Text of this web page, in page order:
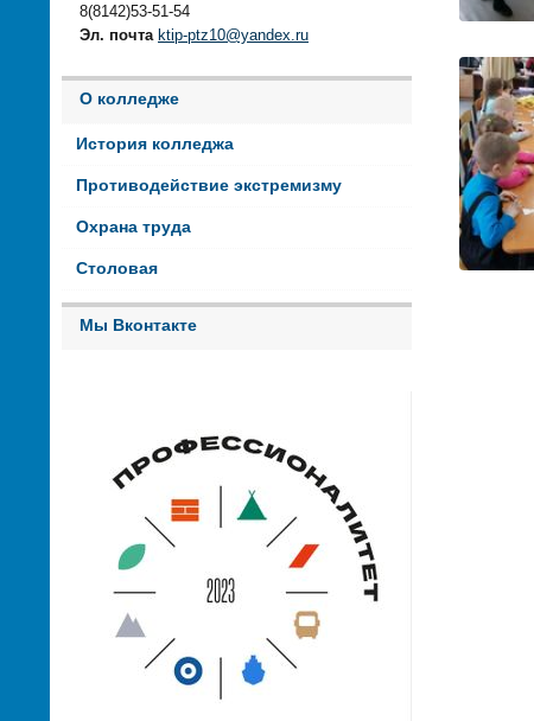
8(8142)53-51-54
Эл. почта ktip-ptz10@yandex.ru
О колледже
История колледжа
Противодействие экстремизму
Охрана труда
Столовая
Мы Вконтакте